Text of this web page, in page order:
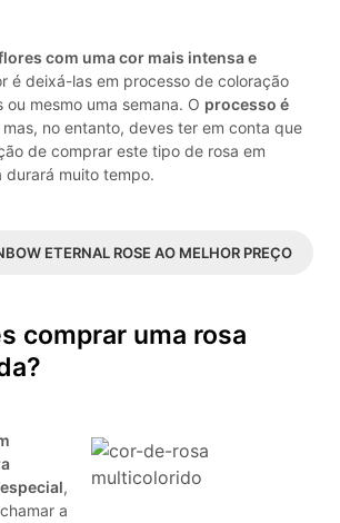
com uma cor mais intensa e
é deixá-las em processo de coloração
mesmo uma semana. O processo é
mas, no entanto, deves ter em conta que
de comprar este tipo de rosa em
durará muito tempo.
ETERNAL ROSE AO MELHOR PREÇO
comprar uma rosa
,
a